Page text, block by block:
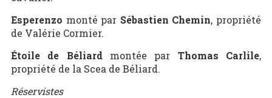
Esperenzo monté par Sébastien Chemin, propriété
de Valérie Cormier.
Étoile de Béliard montée par Thomas Carlile,
propriété de la Scea de Béliard.
Réservistes